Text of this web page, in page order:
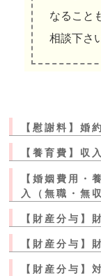
なること
相談下さ
【慰謝料】婚
【養育費】収
【婚姻費用・
入（無職・無
【財産分与】
【財産分与】
【財産分与】